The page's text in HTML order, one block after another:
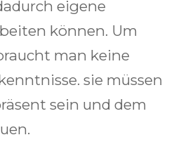
eigene
können. Um
man keine
sie müssen
sein und dem